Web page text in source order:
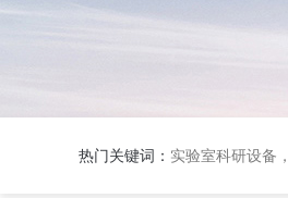
热门关键词： 实验室科研设备